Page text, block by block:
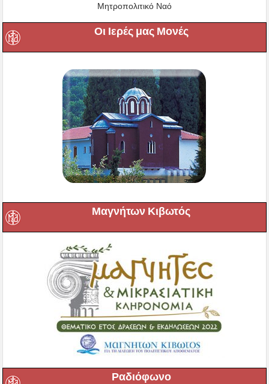
Μητροπολιτικό Ναό
Οι Ιερές μας Μονές
Μαγνήτων Κιβωτός
Ραδιόφωνο